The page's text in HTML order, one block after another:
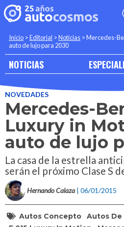
Inicio >Editorial >Noticias >Mercedes-
auto de lujo para 2030
NOTICIAS
NOVEDADES
Mercedes-
Luxury in
auto de lujo
La casa de la estrella
serán el próximo Clase S
Hernando Calaza | 06/01/2015
Autos Concepto Autos De